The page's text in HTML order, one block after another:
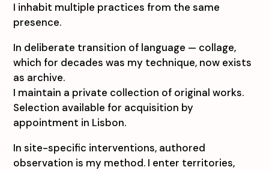
I inhabit multiple practices from the same
presence.
In deliberate transition of language — collage,
which for decades was my technique, now exists
as archive.
I maintain a private collection of original works.
Selection available for acquisition by
appointment in Lisbon.
In site-specific interventions, authored
observation is my method. I enter territories,